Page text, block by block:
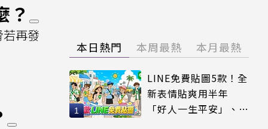
？
再發
本日熱門 本周最熱 本月最熱
LINE免費貼圖5款！全
新表情貼爽用半年
「好人一生平安」、